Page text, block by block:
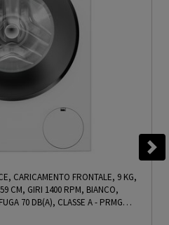
CARICAMENTO FRONTALE, 9 KG,
CM, GIRI 1400 RPM, BIANCO,
70 DB(A), CLASSE A - PRMG